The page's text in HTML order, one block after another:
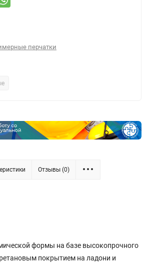
перчатки
Отзывы (0)
формы на базе высокопрочного
покрытием на ладони и